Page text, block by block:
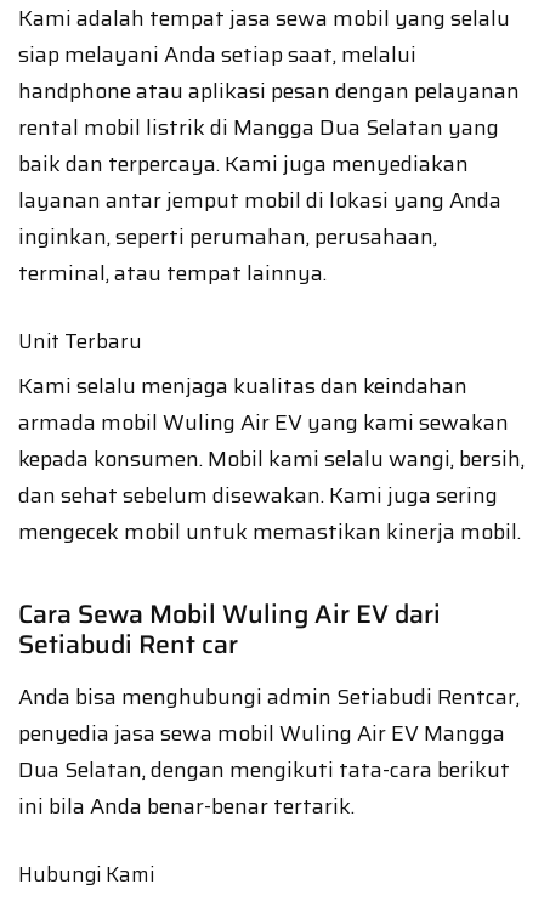
Kami adalah tempat jasa sewa mobil yang selalu
siap melayani Anda setiap saat, melalui
handphone atau aplikasi pesan dengan pelayanan
rental mobil listrik di Mangga Dua Selatan yang
baik dan terpercaya. Kami juga menyediakan
layanan antar jemput mobil di lokasi yang Anda
inginkan, seperti perumahan, perusahaan,
terminal, atau tempat lainnya.
Unit Terbaru
Kami selalu menjaga kualitas dan keindahan
armada mobil Wuling Air EV yang kami sewakan
kepada konsumen. Mobil kami selalu wangi, bersih,
dan sehat sebelum disewakan. Kami juga sering
mengecek mobil untuk memastikan kinerja mobil.
Cara Sewa Mobil Wuling Air EV dari
Setiabudi Rent car
Anda bisa menghubungi admin Setiabudi Rentcar,
penyedia jasa sewa mobil Wuling Air EV Mangga
Dua Selatan, dengan mengikuti tata-cara berikut
ini bila Anda benar-benar tertarik.
Hubungi Kami